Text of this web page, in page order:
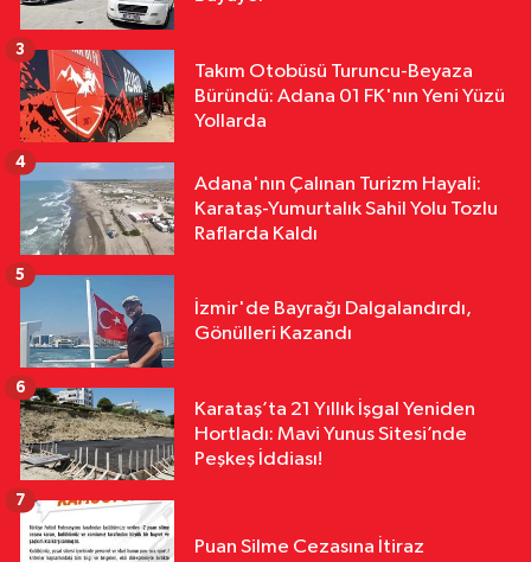
Takım Otobüsü Turuncu-Beyaza
Büründü: Adana 01 FK'nın Yeni Yüzü
Yollarda
3
Adana'nın Çalınan Turizm Hayali:
Karataş-Yumurtalık Sahil Yolu Tozlu
Raflarda Kaldı
4
İzmir'de Bayrağı Dalgalandırdı,
Gönülleri Kazandı
5
Karataş’ta 21 Yıllık İşgal Yeniden
Hortladı: Mavi Yunus Sitesi’nde
Peşkeş İddiası!
6
Puan Silme Cezasına İtiraz
7